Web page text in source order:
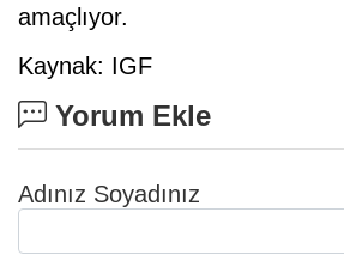
amaçlıyor.
Kaynak: IGF
Yorum Ekle
Adınız Soyadınız